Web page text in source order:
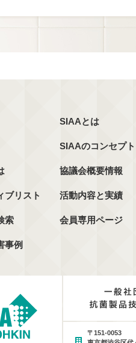
ブリスト
索
事例
SIAAとは
SIAAのコンセプト
協議会概要情報
活動内容と実績
会員専用ページ
〒151-0053